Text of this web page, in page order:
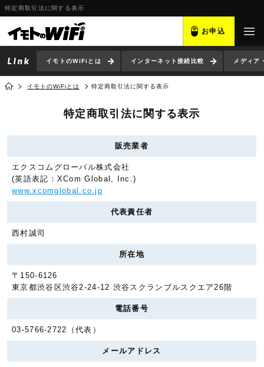
特定商取引法に関する表示
お申込
イモトのWiFiとは インターネット接続比較 メディア
イモトのWiFiとは 特定商取引法に関する表示
特定商取引法に関する表示
販売業者
エクスコムグローバル株式会社
(英語表記：XCom Global, Inc.)
www.xcomglobal.co.jp
代表責任者
西村誠司
所在地
〒150-6126
東京都渋谷区渋谷2-24-12 渋谷スクランブルスクエア26階
電話番号
03-5766-2722（代表）
メールアドレス